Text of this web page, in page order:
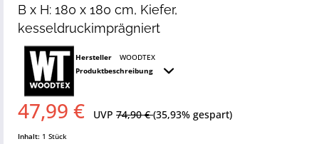
B x H: 180 x 180 cm, Kiefer,
kesseldruckimprägniert
Hersteller
WOODTEX
Produktbeschreibung
47,99 € UVP 74,90 €(35,93% gespart)
Inhalt: 1 Stück